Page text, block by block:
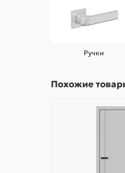
Ручки
Похожие